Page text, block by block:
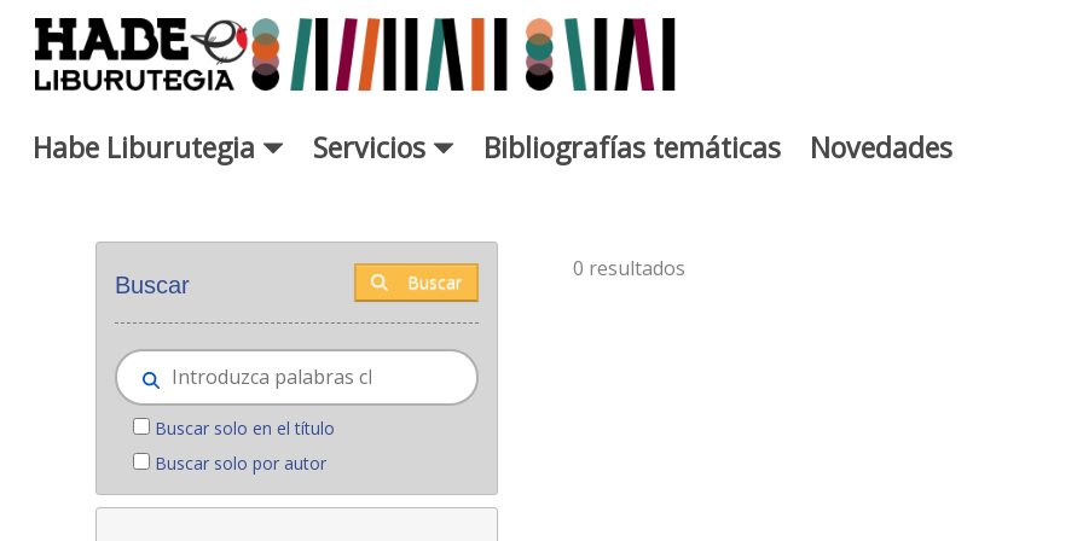
Saltar al contenido principal
Habe Liburutegia Servicios Bibliografías temáticas Novedades
Buscar Buscar
Buscar solo en el título
Buscar solo por autor
0 resultados